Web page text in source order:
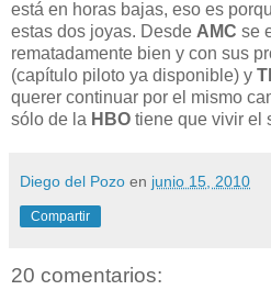
está en horas bajas, eso es
estas dos joyas. Desde AMC se
rematadamente bien y con sus
(capítulo piloto ya disponible) y
querer continuar por el mismo
sólo de la HBO tiene que vivir el
Diego del Pozo en junio 15, 2010
Compartir
20 comentarios: